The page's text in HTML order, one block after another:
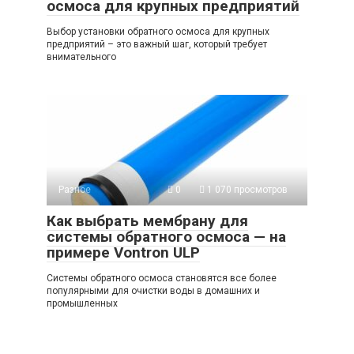
осмоса для крупных предприятий
Выбор установки обратного осмоса для крупных
предприятий – это важный шаг, который требует
внимательного
Разное 0 1 070 просмотров
Как выбрать мембрану для
системы обратного осмоса — на
примере Vontron ULP
Системы обратного осмоса становятся все более
популярными для очистки воды в домашних и
промышленных